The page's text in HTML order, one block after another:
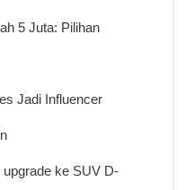
5 Juta: Pilihan
Jadi Influencer
upgrade ke SUV D-